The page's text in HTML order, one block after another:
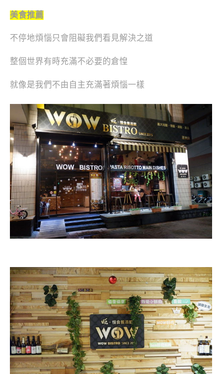
美食推薦
不停地煩惱只會阻礙我們看見解決之道
整個世界有時充滿不必要的倉惶
就像是我們不由自主充滿著煩惱一樣